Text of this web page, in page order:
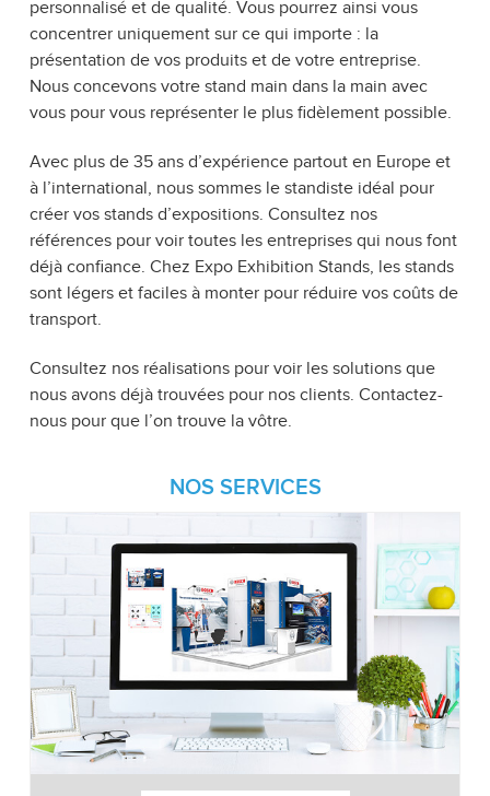
personnalisé et de qualité. Vous pourrez ainsi vous
concentrer uniquement sur ce qui importe : la
présentation de vos produits et de votre entreprise.
Nous concevons votre stand main dans la main avec
vous pour vous représenter le plus fidèlement possible.
Avec plus de 35 ans d’expérience partout en Europe et
à l’international, nous sommes le standiste idéal pour
créer vos stands d’expositions. Consultez nos
références pour voir toutes les entreprises qui nous font
déjà confiance. Chez Expo Exhibition Stands, les stands
sont légers et faciles à monter pour réduire vos coûts de
transport.
Consultez nos réalisations pour voir les solutions que
nous avons déjà trouvées pour nos clients. Contactez-
nous pour que l’on trouve la vôtre.
NOS SERVICES